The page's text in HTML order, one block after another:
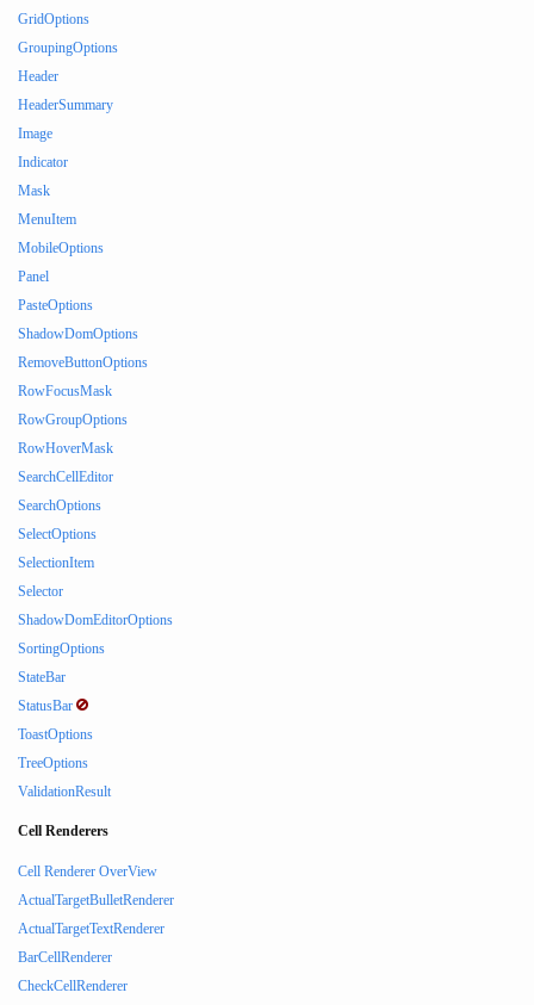
GridOptions
GroupingOptions
Header
HeaderSummary
Image
Indicator
Mask
MenuItem
MobileOptions
Panel
PasteOptions
ShadowDomOptions
RemoveButtonOptions
RowFocusMask
RowGroupOptions
RowHoverMask
SearchCellEditor
SearchOptions
SelectOptions
SelectionItem
Selector
ShadowDomEditorOptions
SortingOptions
StateBar
StatusBar
ToastOptions
TreeOptions
ValidationResult
Cell Renderers
Cell Renderer OverView
ActualTargetBulletRenderer
ActualTargetTextRenderer
BarCellRenderer
CheckCellRenderer